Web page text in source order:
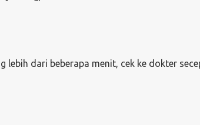
lebih dari beberapa menit, cek ke dokter